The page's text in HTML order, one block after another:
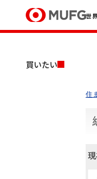
買いたい
買いたい
中
売りたい
無料
店舗案内
会社情報
採用情報
売りたい
住